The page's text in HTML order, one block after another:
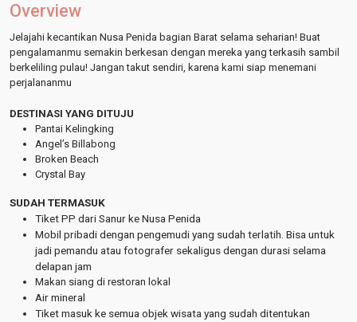
Overview
Jelajahi kecantikan Nusa Penida bagian Barat selama seharian! Buat
pengalamanmu semakin berkesan dengan mereka yang terkasih sambil
berkeliling pulau! Jangan takut sendiri, karena kami siap menemani
perjalananmu
DESTINASI YANG DITUJU
Pantai Kelingking
Angel’s Billabong
Broken Beach
Crystal Bay
SUDAH TERMASUK
Tiket PP dari Sanur ke Nusa Penida
Mobil pribadi dengan pengemudi yang sudah terlatih. Bisa untuk
jadi pemandu atau fotografer sekaligus dengan durasi selama
delapan jam
Makan siang di restoran lokal
Air mineral
Tiket masuk ke semua objek wisata yang sudah ditentukan